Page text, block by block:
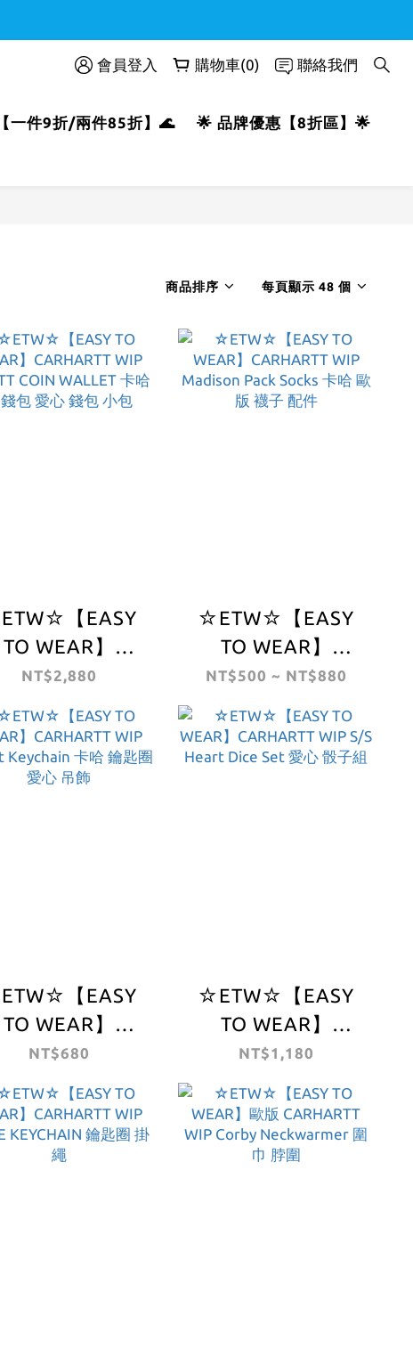
會員登入 購物車(0) 聯絡我們
一件9折/兩件85折】🌊 🌟 品牌優惠【8折區】🌟
商品排序 每頁顯示 48 個
【EASY
TO WEAR】
WIP
HARTT COIN
卡哈 零錢
愛心 錢包 小包
NT$2,880
☆ETW☆【EASY
TO WEAR】
CARHARTT WIP
Madison Pack
Socks 卡哈 歐版 襪
子 配件
NT$500 ~ NT$880
【EASY
TO WEAR】
WIP
Keychain 卡
匙圈 愛心 吊飾
NT$680
☆ETW☆【EASY
TO WEAR】
CARHARTT WIP
S/S Heart Dice Set
愛心 骰子組
NT$1,180